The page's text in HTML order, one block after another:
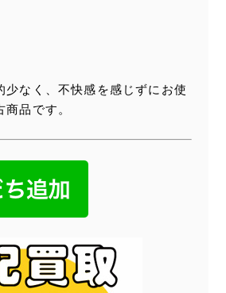
少なく、不快感を感じずにお使
品です。